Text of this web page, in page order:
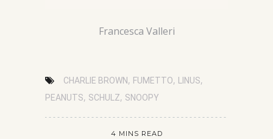
Francesca Valleri
CHARLIE BROWN, FUMETTO, LINUS,
PEANUTS, SCHULZ, SNOOPY
4 MINS READ